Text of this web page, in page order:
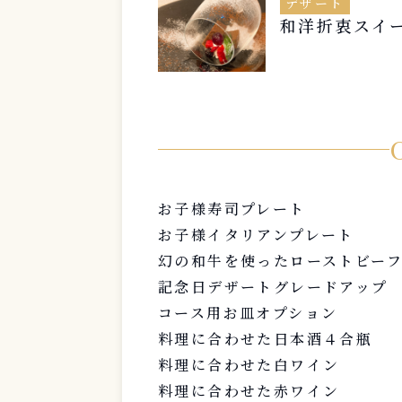
和洋折衷スイ
お子様寿司プレート
お子様イタリアンプレート
幻の和牛を使ったローストビーフ
記念日デザートグレードアップ
コース用お皿オプション
料理に合わせた日本酒４合瓶
料理に合わせた白ワイン
料理に合わせた赤ワイン